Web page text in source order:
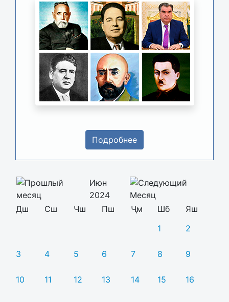
Подробнее
Июн
2024
Дш
Сш Чш Пш Ҷм Шб
Яш
1
2
3 4 5 6 7 8 9
10 11 12 13 14 15 16